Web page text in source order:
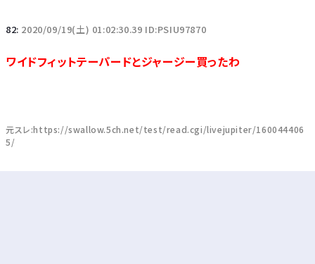
82: 2020/09/19(土) 01:02:30.39 ID:PSIU97870
ワイドフィットテーパードとジャージー買ったわ
元スレ:https://swallow.5ch.net/test/read.cgi/livejupiter/160044406
5/